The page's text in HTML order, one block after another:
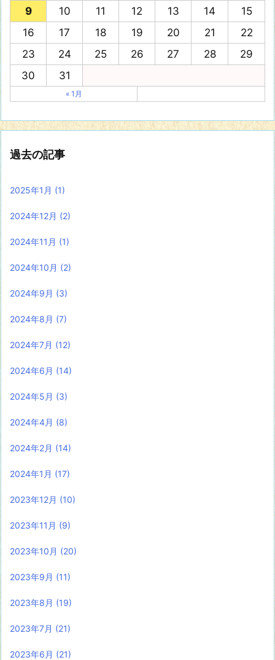
9
10 11 12 13 14
15
16
17 18 19 20 21
22
23
24 25 26 27 28
29
30
31
« 1月
過去の記事
2025年1月 (1)
2024年12月 (2)
2024年11月 (1)
2024年10月 (2)
2024年9月 (3)
2024年8月 (7)
2024年7月 (12)
2024年6月 (14)
2024年5月 (3)
2024年4月 (8)
2024年2月 (14)
2024年1月 (17)
2023年12月 (10)
2023年11月 (9)
2023年10月 (20)
2023年9月 (11)
2023年8月 (19)
2023年7月 (21)
2023年6月 (21)